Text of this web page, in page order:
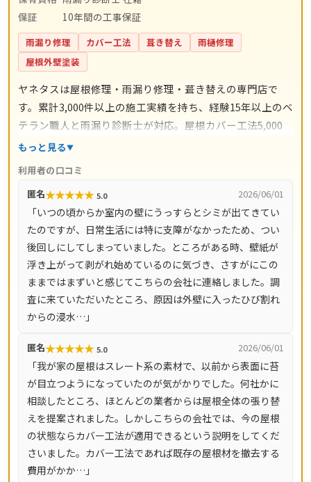
保証
10年間の工事保証
雨漏り修理 カバー工法 葺き替え
雨樋修理
屋根外壁塗装
ヤネタスは屋根修理・雨漏り修理・葺き替えの専門店で
す。累計3,000件以上の施工実績を持ち、経験15年以上のベ
テラン職人と雨漏り診断士が対応。屋根カバー工法5,000
円〜/㎡・葺き替え9,800円〜/㎡・漆喰工事3,000円〜/mな
る直接施工で余計な中間コストを省き、施工後は10年間の
工事保証付き。現地調査・お見積り・ドローン調査・出張
費は無料です。愛知県・岐阜県をはじめ全国14都道府県に
対応し、電話は8時〜18時、LINE・メールは24時間受付、
最短即日で駆けつけます。
もっと見る
利用者の口コミ
匿名★★★★★ 5.0 2026/06/01
「いつの頃からか室内の壁にうっすらとシミが出てきてい
たのですが、日常生活には特に支障がなかったため、つい
後回しにしてしまっていました。ところがある時、壁紙が
浮き上がって剥がれ始めているのに気づき、さすがにこの
ままではまずいと感じてこちらの会社に連絡しました。調
査に来ていただいたところ、原因は外壁に入ったひび割れ
からの浸水…」
匿名★★★★★ 5.0 2026/06/01
「我が家の屋根はスレート系の素材で、以前から表面に苔
が目立つようになっていたのが気がかりでした。何社かに
相談したところ、ほとんどの業者からは屋根全体の張り替
えを提案されました。しかしこちらの会社では、今の屋根
の状態ならカバー工法が適用できるという説明をしてくだ
さいました。カバー工法であれば既存の屋根材を撤去する
費用がかか…」